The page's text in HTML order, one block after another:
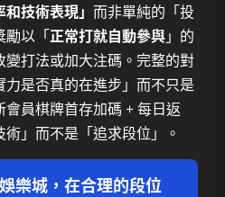
和技術表現」 而非單純的「投
勵以「正常打就自動參與」的
打法或加大注碼。完整的對
是否真的在進步」而不只是
員棋牌首存加碼 + 每日返
」而不是「追求段位」。
樂城，在合理的段位